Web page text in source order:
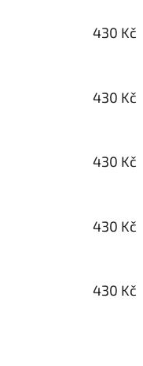
430 Kč
430 Kč
430 Kč
430 Kč
430 Kč